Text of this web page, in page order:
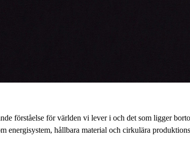
förståelse för världen vi lever i och det som ligger
energisystem, hållbara material och cirkulära